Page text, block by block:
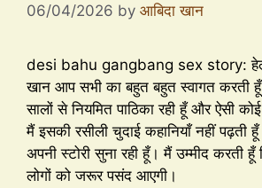
06/04/2026 by आबिदा खान
desi bahu gangbang sex story:
खान आप सभी का बहुत बहुत स्वागत करती
सालों से नियमित पाठिका रही हूँ और ऐसी
मैं इसकी रसीली चुदाई कहानियाँ नहीं
अपनी स्टोरी सुना रही हूँ। मैं उम्मीद करती
लोगों को जरूर पसंद आएगी।